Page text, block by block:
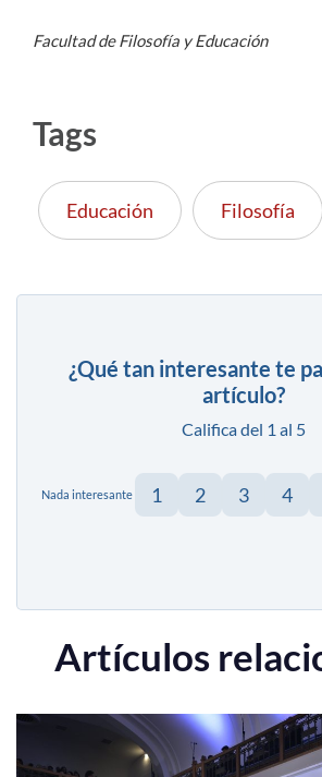
Facultad de Filosofía y Educación
Tags
Educación Filosofía
¿Qué tan interesante te
artículo?
Califica del 1 al 5
Nada interesante 1 2 3 4
Artículos